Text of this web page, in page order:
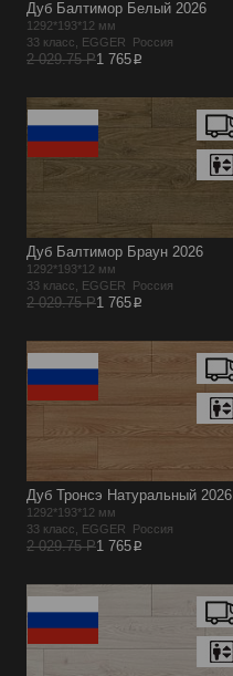
Дуб Балтимор Белый 2026
1292*193*12 мм
33 класс, EGGER Россия
2 029.75 Р1 765p
Дуб Балтимор Браун 2026
1292*193*12 мм
33 класс, EGGER Россия
2 029.75 Р1 765p
Дуб Тронсэ Натуральный 2026
1292*193*12 мм
33 класс, EGGER Россия
2 029.75 Р1 765p